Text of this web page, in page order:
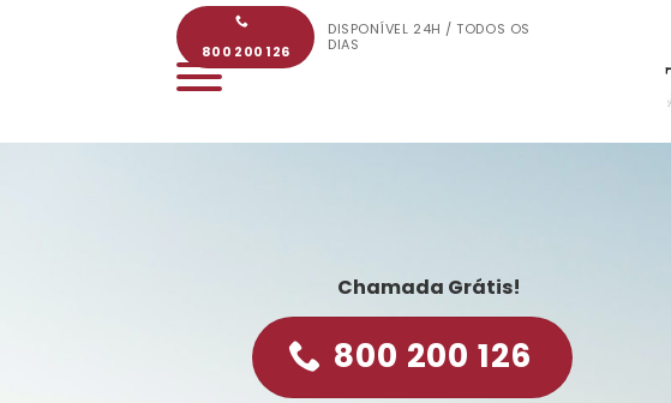
800 200 126
DISPONÍVEL 24H / TODOS OS
DIAS
Chamada Grátis!
800 200 126